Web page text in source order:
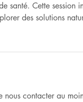
santé. Cette session
des solutions
nous contacter au